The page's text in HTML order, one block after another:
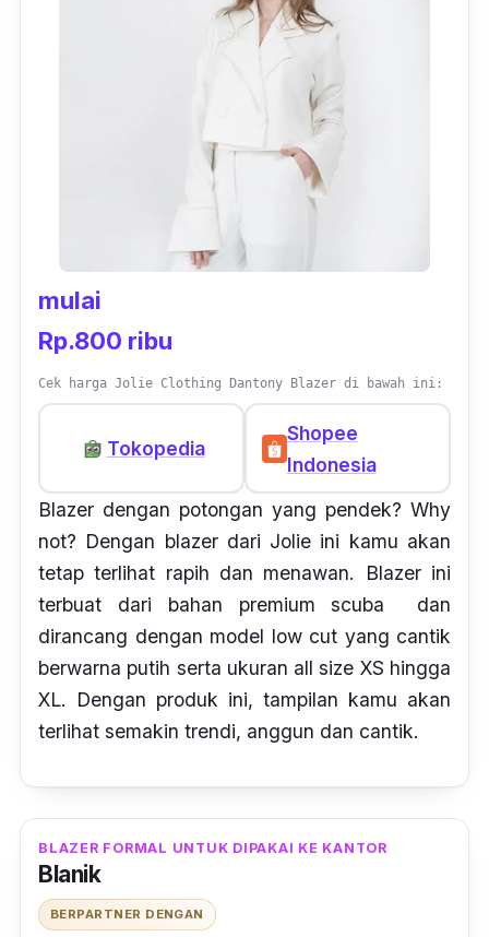
mulai
Rp.800 ribu
Cek harga Jolie Clothing Dantony Blazer di bawah ini:
Tokopedia
Shopee
Indonesia
Blazer dengan potongan yang pendek? Why
not? Dengan blazer dari Jolie ini kamu akan
tetap terlihat rapih dan menawan. Blazer ini
terbuat dari bahan premium scuba dan
dirancang dengan model low cut yang cantik
berwarna putih serta ukuran all size XS hingga
XL. Dengan produk ini, tampilan kamu akan
terlihat semakin trendi, anggun dan cantik.
BLAZER FORMAL UNTUK DIPAKAI KE KANTOR
Blanik
BERPARTNER DENGAN